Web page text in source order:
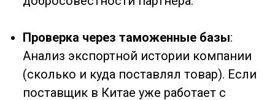
мошенниками. Наши клиенты экономят
до 90% потенциальных потерь.
Прозрачность : Все данные
подтверждаются официальными